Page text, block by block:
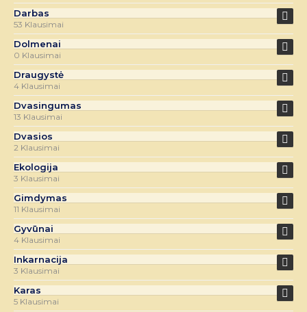
Darbas
53 Klausimai
Dolmenai
0 Klausimai
Draugystė
4 Klausimai
Dvasingumas
13 Klausimai
Dvasios
2 Klausimai
Ekologija
3 Klausimai
Gimdymas
11 Klausimai
Gyvūnai
4 Klausimai
Inkarnacija
3 Klausimai
Karas
5 Klausimai